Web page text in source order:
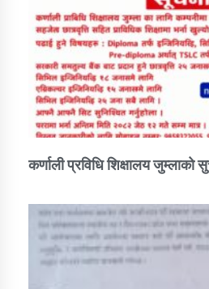
कर्णाली प्रविधि शिक्षालय जुम्लाको